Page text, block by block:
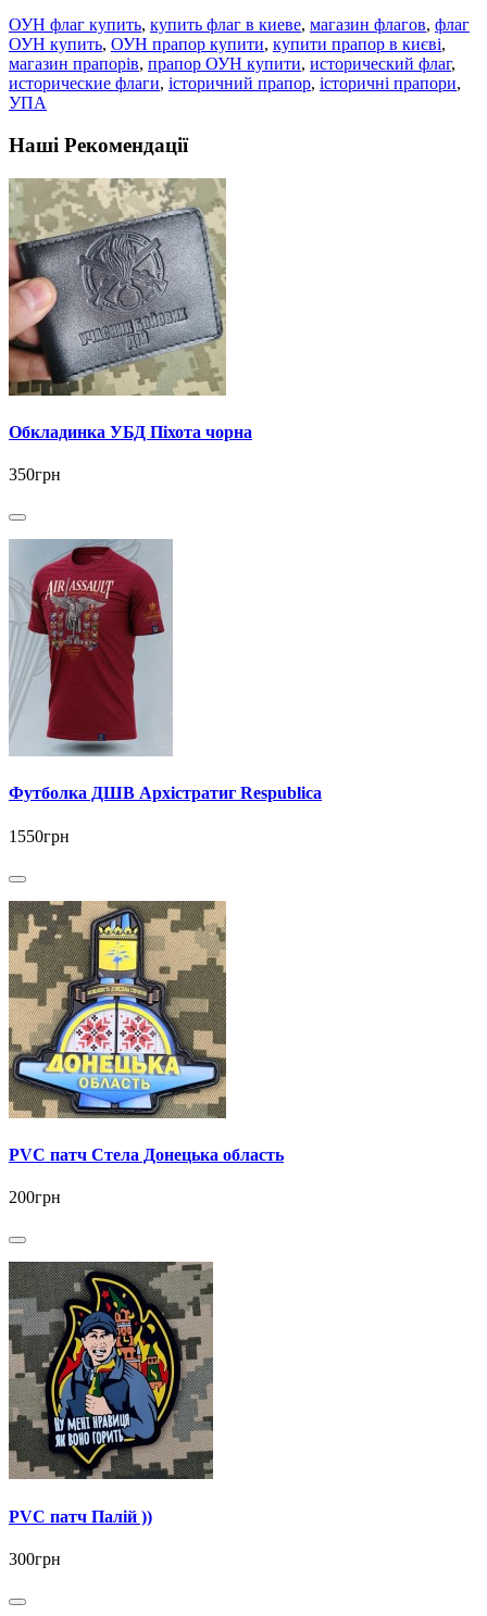
ОУН флаг купить, купить флаг в киеве, магазин флагов, флаг
ОУН купить, ОУН прапор купити, купити прапор в києві,
магазин прапорів, прапор ОУН купити, исторический флаг,
исторические флаги, історичний прапор, історичні прапори,
УПА
Наші Рекомендації
Обкладинка УБД Піхота чорна
350грн
Футболка ДШВ Архістратиг Respublica
1550грн
PVC патч Стела Донецька область
200грн
PVC патч Палій ))
300грн